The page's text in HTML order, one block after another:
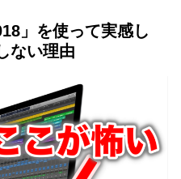
」を使って実感し
ない理由